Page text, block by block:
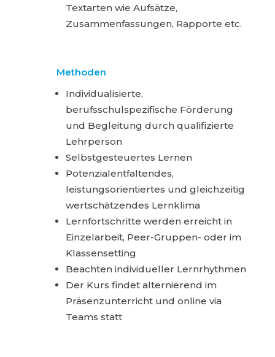
Textarten wie Aufsätze,
Zusammenfassungen, Rapporte etc.
Methoden
Individualisierte,
berufsschulspezifische Förderung
und Begleitung durch qualifizierte
Lehrperson
Selbstgesteuertes Lernen
Potenzialentfaltendes,
leistungsorientiertes und gleichzeitig
wertschätzendes Lernklima
Lernfortschritte werden erreicht in
Einzelarbeit, Peer-Gruppen- oder im
Klassensetting
Beachten individueller Lernrhythmen
Der Kurs findet alternierend im
Präsenzunterricht und online via
Teams statt